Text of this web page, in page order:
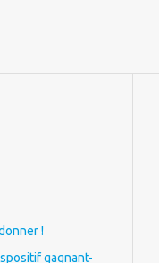
!
gagnant-